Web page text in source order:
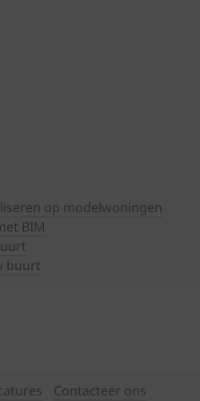
op modelwoningen
BIM
buurt
Contacteer ons